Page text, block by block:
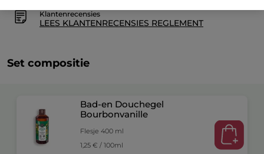
Klantenrecensies
LEES KLANTENRECENSIES REGLEMENT
Set compositie
Bad-en Douchegel
Bourbonvanille
Flesje 400 ml
1,25 € / 100ml